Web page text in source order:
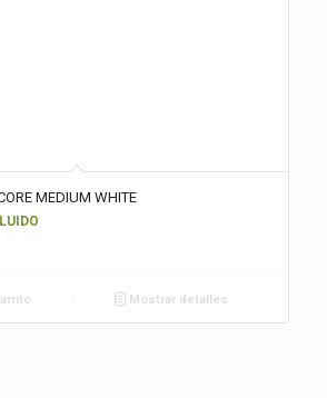
MEDIUM WHITE
Mostrar detalles